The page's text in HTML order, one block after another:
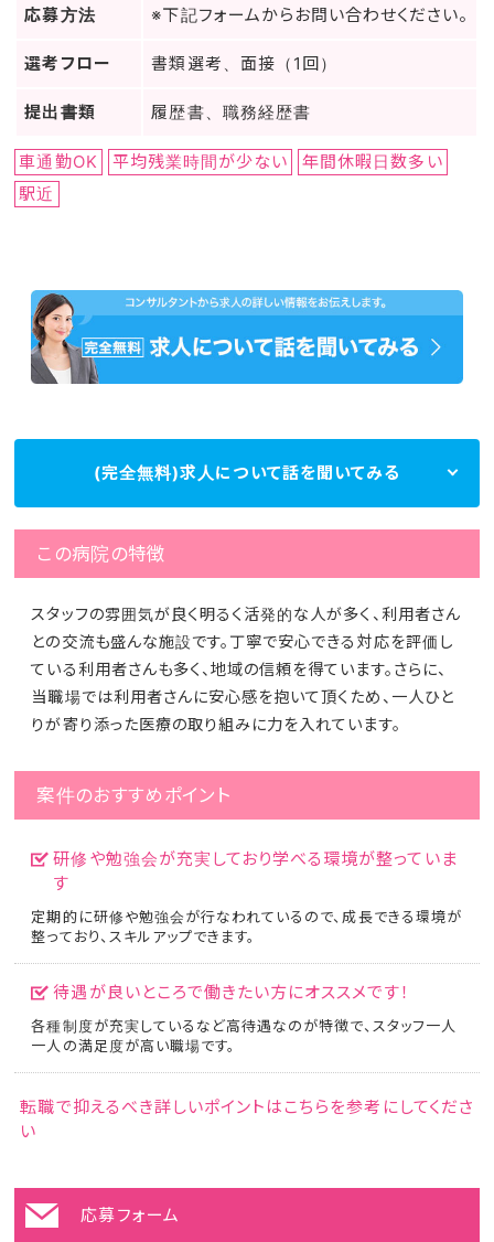
応募方法 ※下記フォームからお問い合わせください。
選考フロー 書類選考、面接（1回）
提出書類 履歴書、職務経歴書
車通勤OK 平均残業時間が少ない
年間休暇日数多い
駅近
(完全無料)求人について話を聞いてみる
この病院の特徴
スタッフの雰囲気が良く明るく活発的な人が多く、利用者さん
との交流も盛んな施設です。丁寧で安心できる対応を評価し
ている利用者さんも多く、地域の信頼を得ています。さらに、
当職場では利用者さんに安心感を抱いて頂くため、一人ひと
りが寄り添った医療の取り組みに力を入れています。
案件のおすすめポイント
研修や勉強会が充実しており学べる環境が整っていま
す
定期的に研修や勉強会が行なわれているので、成長できる環境が
整っており、スキルアップできます。
待遇が良いところで働きたい方にオススメです！
各種制度が充実しているなど高待遇なのが特徴で、スタッフ一人
一人の満足度が高い職場です。
転職で抑えるべき詳しいポイントはこちらを参考にしてくださ
い
応募フォーム